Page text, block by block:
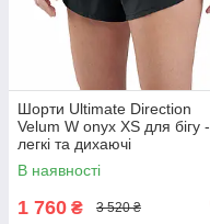
Шорти Ultimate Direction
Velum W onyx XS для бігу -
легкі та дихаючі
В наявності
1 760 ₴ 3 520 ₴